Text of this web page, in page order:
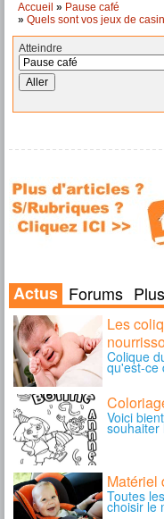
Accueil » Pause café
» Quels sont vos jeux de
Atteindre